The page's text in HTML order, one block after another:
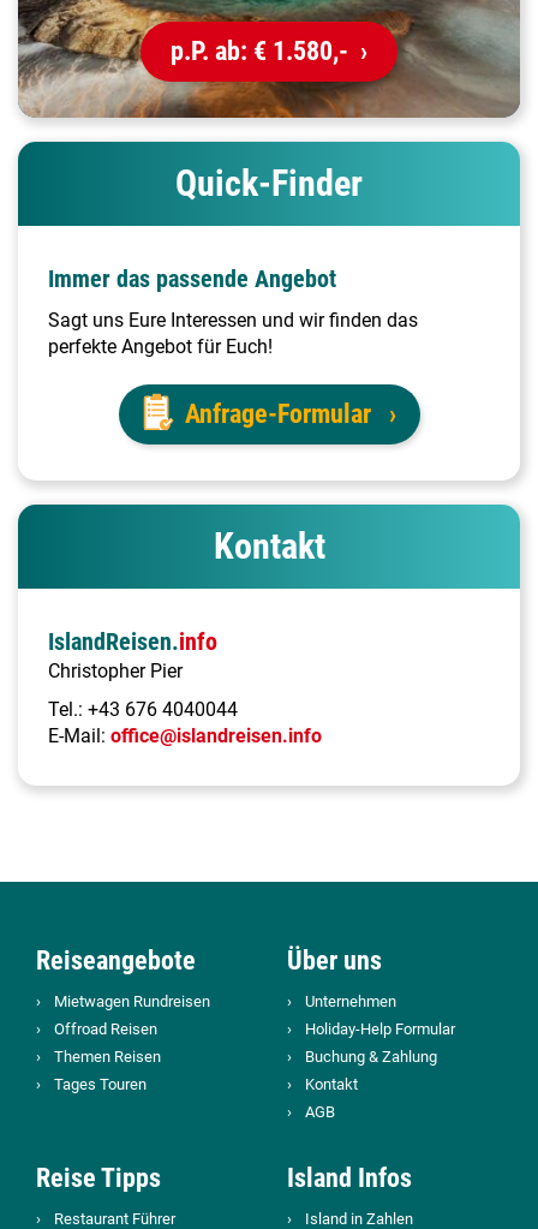
p.P. ab: € 1.580,-
Quick-Finder
Immer das passende Angebot
Sagt uns Eure Interessen und wir finden das
perfekte Angebot für Euch!
Anfrage-Formular
Kontakt
IslandReisen.info
Christopher Pier
Tel.: +43 676 4040044
E-Mail: office@islandreisen.info
Reiseangebote
Mietwagen Rundreisen
Offroad Reisen
Themen Reisen
Tages Touren
Über uns
Unternehmen
Holiday-Help Formular
Buchung & Zahlung
Kontakt
AGB
Reise Tipps
Restaurant Führer
Island Infos
Island in Zahlen